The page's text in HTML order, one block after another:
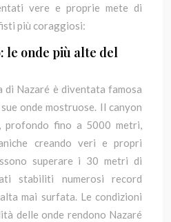
vere e proprie mete di
più coraggiosi:
le onde più alte del
Nazaré è diventata famosa
onde mostruose. Il canyon
profondo fino a 5000 metri,
creando veri e propri
superare i 30 metri di
stabiliti numerosi record
mai surfata. Le condizioni
delle onde rendono Nazaré